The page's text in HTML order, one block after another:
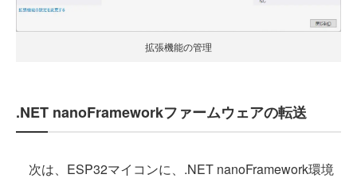
拡張機能の管理
.NET nanoFrameworkファームウェアの転送
次は、ESP32マイコンに、.NET nanoFramework環境